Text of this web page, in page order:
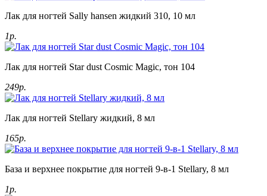
Лак для ногтей Sally hansen жидкий 310, 10 мл
1р.
Лак для ногтей Star dust Cosmic Magic, тон 104
249р.
Лак для ногтей Stellary жидкий, 8 мл
165р.
База и верхнее покрытие для ногтей 9-в-1 Stellary, 8 мл
1р.